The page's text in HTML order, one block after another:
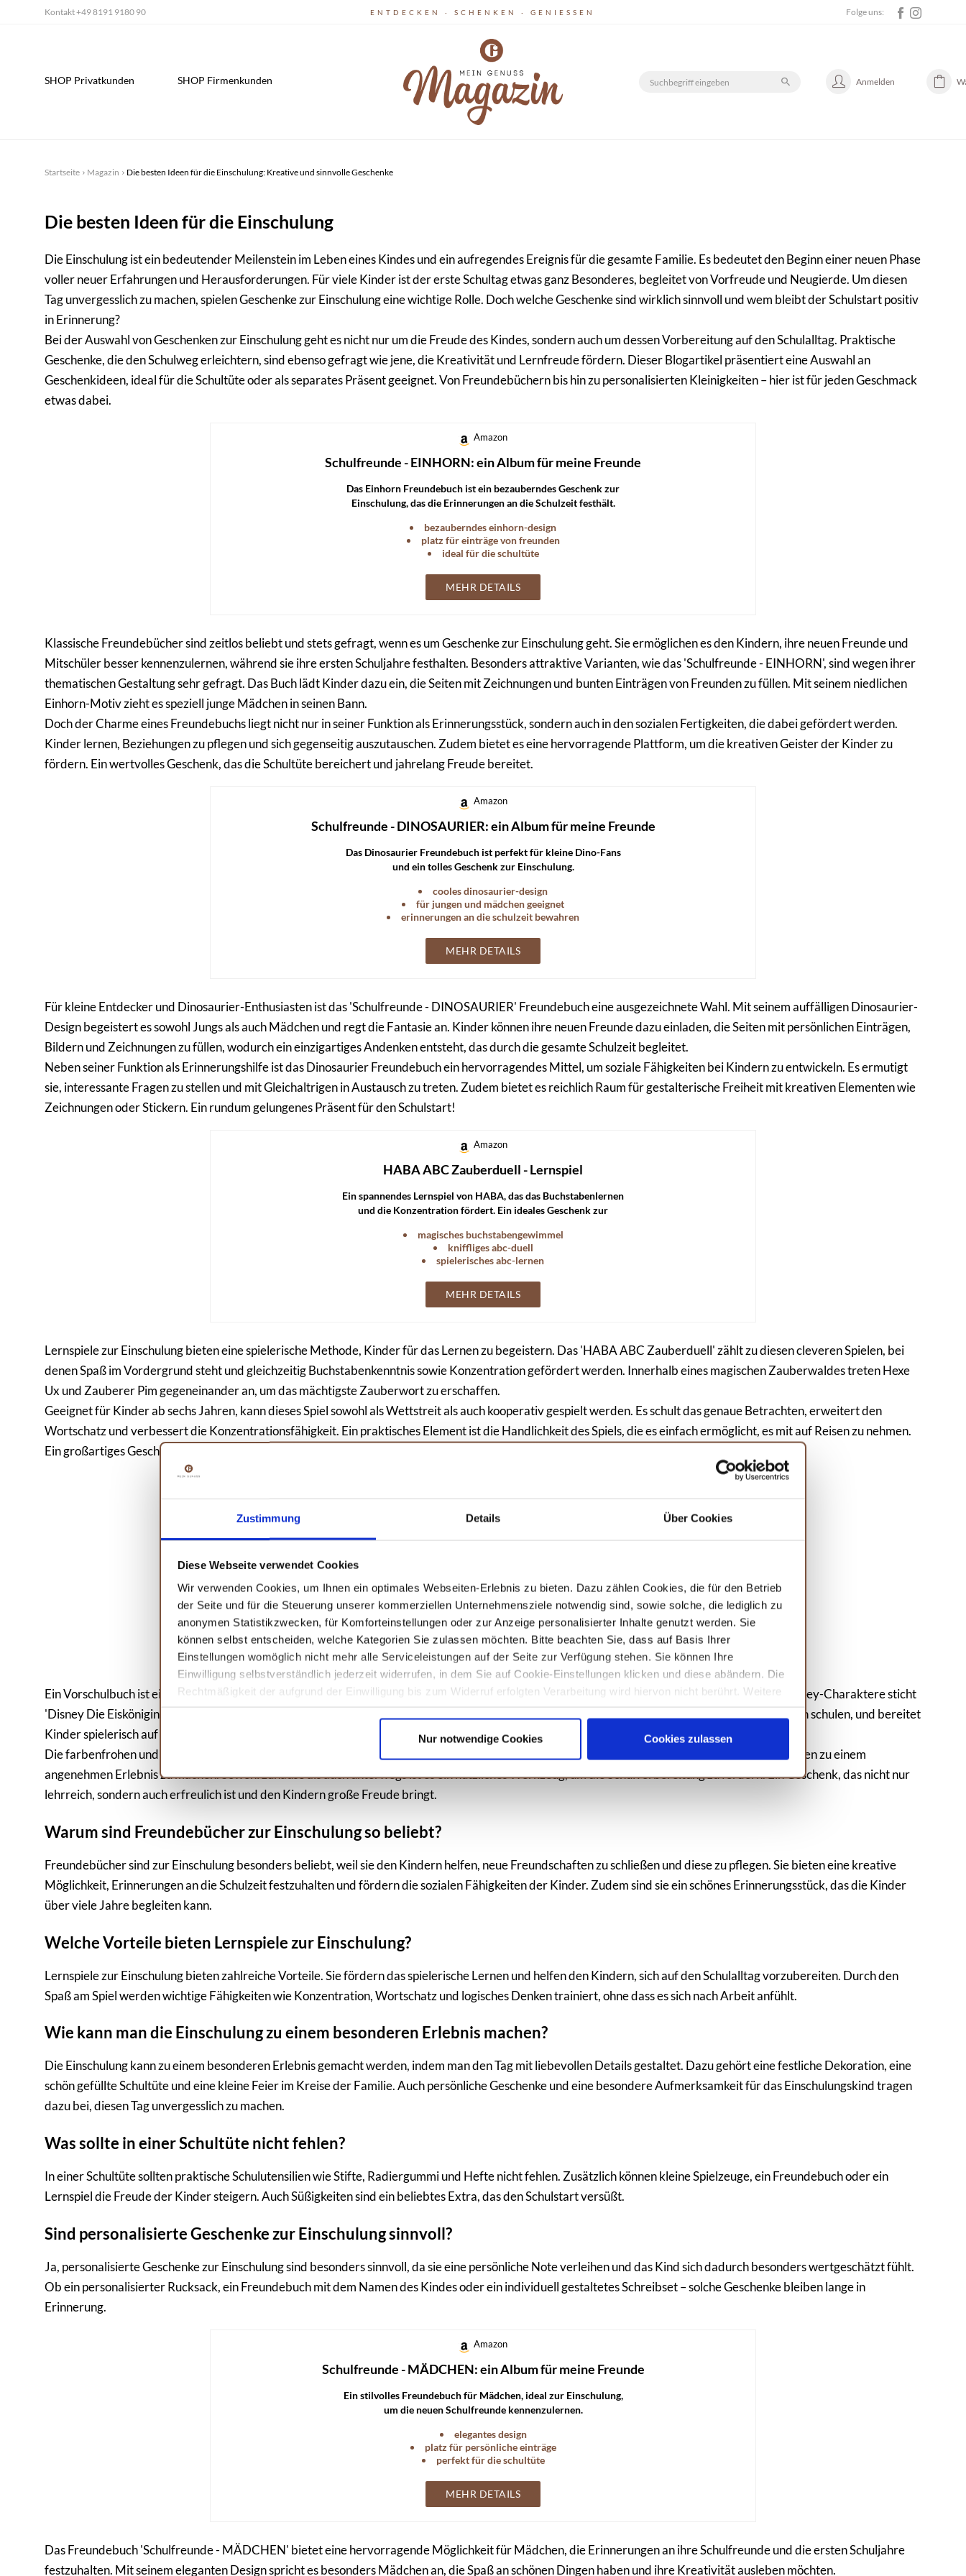
Zustimmung Details Über Cookies
Diese Webseite verwendet Cookies
Wir verwenden Cookies, um Ihnen ein optimales Webseiten-Erlebnis zu bieten. Dazu zählen Cookies, die für den Betrieb
der Seite und für die Steuerung unserer kommerziellen Unternehmensziele notwendig sind, sowie solche, die lediglich zu
anonymen Statistikzwecken, für Komforteinstellungen oder zur Anzeige personalisierter Inhalte genutzt werden. Sie
können selbst entscheiden, welche Kategorien Sie zulassen möchten. Bitte beachten Sie, dass auf Basis Ihrer
Einstellungen womöglich nicht mehr alle Serviceleistungen auf der Seite zur Verfügung stehen. Sie können Ihre
Einwilligung selbstverständlich jederzeit widerrufen, in dem Sie auf Cookie-Einstellungen klicken und diese abändern. Die
Rechtmäßigkeit der aufgrund der Einwilligung bis zum Widerruf erfolgten Verarbeitung wird hiervon nicht berührt. Weitere
Informationen finden Sie in unserenDatenschutzhinweisen.
Nur notwendige Cookies Cookies zulassen
Kontakt+49 8191 9180 90 ENTDECKEN · SCHENKEN · GENIESSEN Folge uns:
SHOP Privatkunden SHOP Firmenkunden Anmelden
Startseite Magazin Die besten Ideen für die Einschulung: Kreative und sinnvolle Geschenke
Die besten Ideen für die Einschulung
Die Einschulung ist ein bedeutender Meilenstein im Leben eines Kindes und ein aufregendes Ereignis für die gesamte Familie. Es bedeutet den Beginn einer neuen Phase
voller neuer Erfahrungen und Herausforderungen. Für viele Kinder ist der erste Schultag etwas ganz Besonderes, begleitet von Vorfreude und Neugierde. Um diesen
Tag unvergesslich zu machen, spielen Geschenke zur Einschulung eine wichtige Rolle. Doch welche Geschenke sind wirklich sinnvoll und wem bleibt der Schulstart positiv
in Erinnerung?
Bei der Auswahl von Geschenken zur Einschulung geht es nicht nur um die Freude des Kindes, sondern auch um dessen Vorbereitung auf den Schulalltag. Praktische
Geschenke, die den Schulweg erleichtern, sind ebenso gefragt wie jene, die Kreativität und Lernfreude fördern. Dieser Blogartikel präsentiert eine Auswahl an
Geschenkideen, ideal für die Schultüte oder als separates Präsent geeignet. Von Freundebüchern bis hin zu personalisierten Kleinigkeiten – hier ist für jeden Geschmack
etwas dabei.
Amazon
Schulfreunde - EINHORN: ein Album für meine Freunde
Das Einhorn Freundebuch ist ein bezauberndes Geschenk zur
Einschulung, das die Erinnerungen an die Schulzeit festhält.
bezauberndes einhorn-design
platz für einträge von freunden
ideal für die schultüte
MEHR DETAILS
Klassische Freundebücher sind zeitlos beliebt und stets gefragt, wenn es um Geschenke zur Einschulung geht. Sie ermöglichen es den Kindern, ihre neuen Freunde und
Mitschüler besser kennenzulernen, während sie ihre ersten Schuljahre festhalten. Besonders attraktive Varianten, wie das 'Schulfreunde - EINHORN', sind wegen ihrer
thematischen Gestaltung sehr gefragt. Das Buch lädt Kinder dazu ein, die Seiten mit Zeichnungen und bunten Einträgen von Freunden zu füllen. Mit seinem niedlichen
Einhorn-Motiv zieht es speziell junge Mädchen in seinen Bann.
Doch der Charme eines Freundebuchs liegt nicht nur in seiner Funktion als Erinnerungsstück, sondern auch in den sozialen Fertigkeiten, die dabei gefördert werden.
Kinder lernen, Beziehungen zu pflegen und sich gegenseitig auszutauschen. Zudem bietet es eine hervorragende Plattform, um die kreativen Geister der Kinder zu
fördern. Ein wertvolles Geschenk, das die Schultüte bereichert und jahrelang Freude bereitet.
Amazon
Schulfreunde - DINOSAURIER: ein Album für meine Freunde
Das Dinosaurier Freundebuch ist perfekt für kleine Dino-Fans
und ein tolles Geschenk zur Einschulung.
cooles dinosaurier-design
für jungen und mädchen geeignet
erinnerungen an die schulzeit bewahren
MEHR DETAILS
Für kleine Entdecker und Dinosaurier-Enthusiasten ist das 'Schulfreunde - DINOSAURIER' Freundebuch eine ausgezeichnete Wahl. Mit seinem auffälligen Dinosaurier-
Design begeistert es sowohl Jungs als auch Mädchen und regt die Fantasie an. Kinder können ihre neuen Freunde dazu einladen, die Seiten mit persönlichen Einträgen,
Bildern und Zeichnungen zu füllen, wodurch ein einzigartiges Andenken entsteht, das durch die gesamte Schulzeit begleitet.
Neben seiner Funktion als Erinnerungshilfe ist das Dinosaurier Freundebuch ein hervorragendes Mittel, um soziale Fähigkeiten bei Kindern zu entwickeln. Es ermutigt
sie, interessante Fragen zu stellen und mit Gleichaltrigen in Austausch zu treten. Zudem bietet es reichlich Raum für gestalterische Freiheit mit kreativen Elementen wie
Zeichnungen oder Stickern. Ein rundum gelungenes Präsent für den Schulstart!
Amazon
HABA ABC Zauberduell - Lernspiel
Ein spannendes Lernspiel von HABA, das das Buchstabenlernen
und die Konzentration fördert. Ein ideales Geschenk zur
magisches buchstabengewimmel
kniffliges abc-duell
spielerisches abc-lernen
MEHR DETAILS
Lernspiele zur Einschulung bieten eine spielerische Methode, Kinder für das Lernen zu begeistern. Das 'HABA ABC Zauberduell' zählt zu diesen cleveren Spielen, bei
denen Spaß im Vordergrund steht und gleichzeitig Buchstabenkenntnis sowie Konzentration gefördert werden. Innerhalb eines magischen Zauberwaldes treten Hexe
Ux und Zauberer Pim gegeneinander an, um das mächtigste Zauberwort zu erschaffen.
Geeignet für Kinder ab sechs Jahren, kann dieses Spiel sowohl als Wettstreit als auch kooperativ gespielt werden. Es schult das genaue Betrachten, erweitert den
Wortschatz und verbessert die Konzentrationsfähigkeit. Ein praktisches Element ist die Handlichkeit des Spiels, die es einfach ermöglicht, es mit auf Reisen zu nehmen.
Ein großartiges Geschenk zur Einschulung, das sowohl Vergnügen als auch Lernerfahrung vereint und im Schulalltag Unterstützung bietet.
Disney Die Eiskönigin 2: Das große Vorschulbuch
Ein lehrreiches Vorschulbuch mit beliebten Disney-Charakteren,
förderung von buchstaben und zahlen
ideal zur vorbereitung auf die schule
MEHR DETAILS
Ein Vorschulbuch ist ein Geschenk zur Einschulung, das den Übergang in die Schulzeit effektiv unterstützt. Besonders bei Fans der berühmten Disney-Charaktere sticht
'Disney Die Eiskönigin 2: Das große Vorschulbuch' hervor. Es umfasst ein breites Spektrum an Übungen, die Buchstaben, Zahlen und Konzentration schulen, und bereitet
Kinder spielerisch auf das Schulleben vor.
Die farbenfrohen und anziehenden Illustrationen der Figuren aus 'Die Eiskönigin' motivieren die Kinder, sich den Aufgaben zu stellen und das Lernen zu einem
angenehmen Erlebnis zu machen. Sowohl zuhause als auch unterwegs ist es ein nützliches Werkzeug, um die Schulvorbereitung zu fördern. Ein Geschenk, das nicht nur
lehrreich, sondern auch erfreulich ist und den Kindern große Freude bringt.
Warum sind Freundebücher zur Einschulung so beliebt?
Freundebücher sind zur Einschulung besonders beliebt, weil sie den Kindern helfen, neue Freundschaften zu schließen und diese zu pflegen. Sie bieten eine kreative
Möglichkeit, Erinnerungen an die Schulzeit festzuhalten und fördern die sozialen Fähigkeiten der Kinder. Zudem sind sie ein schönes Erinnerungsstück, das die Kinder
über viele Jahre begleiten kann.
Welche Vorteile bieten Lernspiele zur Einschulung?
Lernspiele zur Einschulung bieten zahlreiche Vorteile. Sie fördern das spielerische Lernen und helfen den Kindern, sich auf den Schulalltag vorzubereiten. Durch den
Spaß am Spiel werden wichtige Fähigkeiten wie Konzentration, Wortschatz und logisches Denken trainiert, ohne dass es sich nach Arbeit anfühlt.
Wie kann man die Einschulung zu einem besonderen Erlebnis machen?
Die Einschulung kann zu einem besonderen Erlebnis gemacht werden, indem man den Tag mit liebevollen Details gestaltet. Dazu gehört eine festliche Dekoration, eine
schön gefüllte Schultüte und eine kleine Feier im Kreise der Familie. Auch persönliche Geschenke und eine besondere Aufmerksamkeit für das Einschulungskind tragen
dazu bei, diesen Tag unvergesslich zu machen.
Was sollte in einer Schultüte nicht fehlen?
In einer Schultüte sollten praktische Schulutensilien wie Stifte, Radiergummi und Hefte nicht fehlen. Zusätzlich können kleine Spielzeuge, ein Freundebuch oder ein
Lernspiel die Freude der Kinder steigern. Auch Süßigkeiten sind ein beliebtes Extra, das den Schulstart versüßt.
Sind personalisierte Geschenke zur Einschulung sinnvoll?
Ja, personalisierte Geschenke zur Einschulung sind besonders sinnvoll, da sie eine persönliche Note verleihen und das Kind sich dadurch besonders wertgeschätzt fühlt.
Ob ein personalisierter Rucksack, ein Freundebuch mit dem Namen des Kindes oder ein individuell gestaltetes Schreibset – solche Geschenke bleiben lange in
Erinnerung.
Amazon
Schulfreunde - MÄDCHEN: ein Album für meine Freunde
Ein stilvolles Freundebuch für Mädchen, ideal zur Einschulung,
um die neuen Schulfreunde kennenzulernen.
elegantes design
platz für persönliche einträge
perfekt für die schultüte
MEHR DETAILS
Das Freundebuch 'Schulfreunde - MÄDCHEN' bietet eine hervorragende Möglichkeit für Mädchen, die Erinnerungen an ihre Schulfreunde und die ersten Schuljahre
festzuhalten. Mit seinem eleganten Design spricht es besonders Mädchen an, die Spaß an schönen Dingen haben und ihre Kreativität ausleben möchten.